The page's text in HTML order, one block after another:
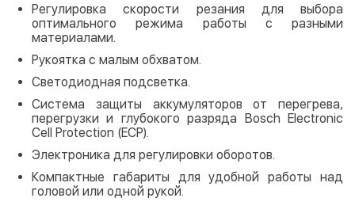
Регулировка скорости резания для выбора
оптимального режима работы с разными
материалами.
Рукоятка с малым обхватом.
Светодиодная подсветка.
Система защиты аккумуляторов от перегрева,
перегрузки и глубокого разряда Bosch Electronic
Cell Protection (ECP).
Электроника для регулировки оборотов.
Компактные габариты для удобной работы над
головой или одной рукой.